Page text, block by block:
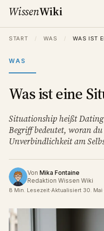
WissenWiki
START / WAS / WAS IST
WAS
Was ist eine
Situationship heißt
Begriff bedeutet, woran
Unverbindlichkeit am
Von Mika Fontaine
Redaktion Wissen Wiki
8 Min. Lesezeit·Aktualisiert 30.